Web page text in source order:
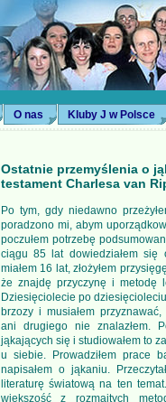
O nas Kluby J w Polsce
Ostatnie przemyślenia o
testament Charlesa van
Po tym, gdy niedawno
poradzono mi, abym
poczułem potrzebę
ciągu 85 lat dowiedziałem się
miałem 16 lat, złożyłem
że znajdę przyczynę i metodę
Dziesięciolecie po
brzozy i musiałem
ani drugiego nie znalazłem.
jąkających się i studiowałem to
u siebie. Prowadziłem prace
napisałem o jąkaniu.
literaturę światową na ten
większość z rozmaitych